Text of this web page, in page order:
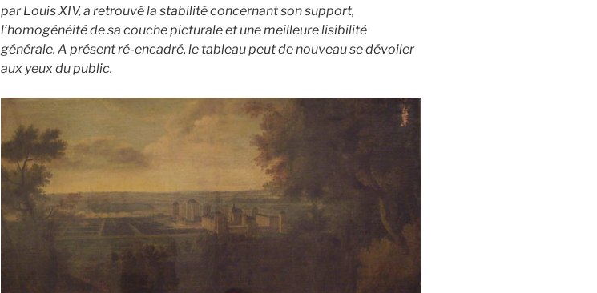
par Louis XIV, a retrouvé la stabilité concernant son support,
l’homogénéité de sa couche picturale et une meilleure lisibilité
générale. A présent ré-encadré, le tableau peut de nouveau se dévoiler
aux yeux du public.